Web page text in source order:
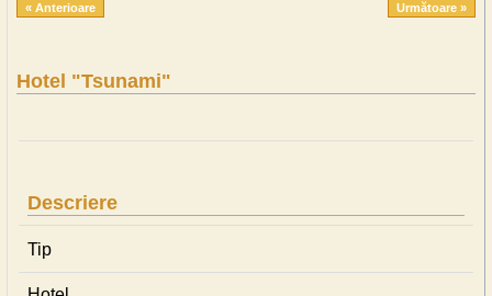
« Anterioare Următoare »
Hotel "Tsunami"
Descriere
Tip